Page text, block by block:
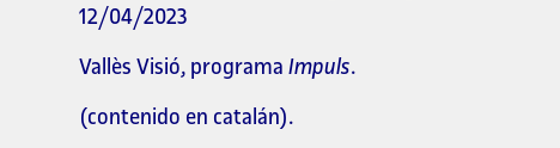
12/04/2023
Vallès Visió, programa Impuls.
(contenido en catalán).